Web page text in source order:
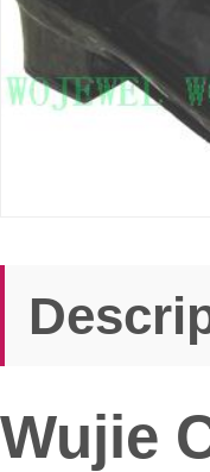
Wujie